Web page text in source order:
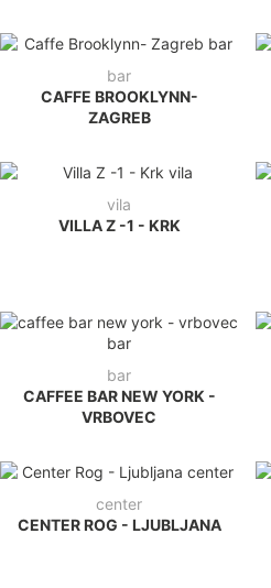
bar
CAFFE BROOKLYNN-
ZAGREB
vila
VILLA Z -1 - KRK
bar
CAFFEE BAR NEW YORK -
VRBOVEC
center
CENTER ROG - LJUBLJANA